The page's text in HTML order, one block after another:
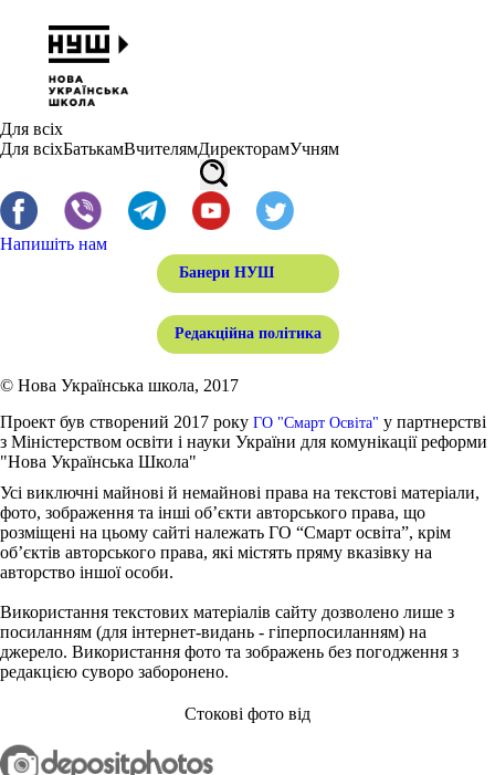
Для всіх
Для всіхБатькамВчителямДиректорамУчням
Напишіть нам
Банери НУШ
Редакційна політика
© Нова Українська школа, 2017
Проект був створений 2017 року ГО "Смарт Освіта" у партнерстві
з Міністерством освіти і науки України для комунікації реформи
"Нова Українська Школа"
Усі виключні майнові й немайнові права на текстові матеріали,
фото, зображення та інші об’єкти авторського права, що
розміщені на цьому сайті належать ГО “Смарт освіта”, крім
об’єктів авторського права, які містять пряму вказівку на
авторство іншої особи.
Використання текстових матеріалів сайту дозволено лише з
посиланням (для інтернет-видань - гіперпосиланням) на
джерело. Використання фото та зображень без погодження з
редакцією суворо заборонено.
Стокові фото від